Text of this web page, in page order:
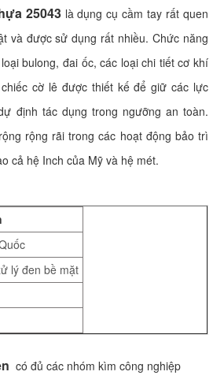
25043là dụng cụ cầm tay rất quen
và được sử dụng rất nhiều. Chức năng
bulong, đai ốc, các loại chi tiết cơ khí
cờ lê được thiết kế để giữ các lực
định tác dụng trong ngưỡng an toàn.
rộng rãi trong các hoạt động bảo trì
cả hệ Inch của Mỹ và hệ mét.
lý đen bề mặt
có đủ các nhóm kìm công nghiệp